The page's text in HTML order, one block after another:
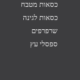
כסאות מטבח
כסאות לגינה
שרפרפים
ספסלי עץ